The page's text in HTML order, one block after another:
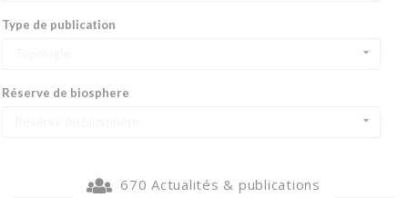
Type de publication
Réserve de biosphere
670 Actualités & publications